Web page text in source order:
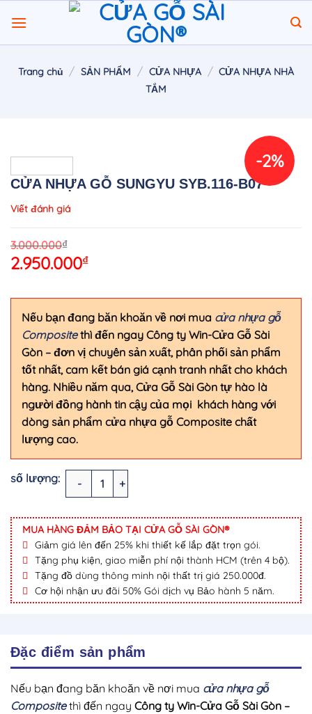
đến
nội
Trang chủ / SẢN PHẨM / CỬA NHỰA / CỬA NHỰA NHÀ
TẮM
-2%
CỬA NHỰA GỖ SUNGYU SYB.116-B07
Viết đánh giá
3.000.000₫
2.950.000₫
Nếu bạn đang băn khoăn về nơi mua cửa nhựa gỗ
Compositethì đến ngay Công ty Win-Cửa Gỗ Sài
Gòn – đơn vị chuyên sản xuất, phân phối sản phẩm
tốt nhất, cam kết bán giá cạnh tranh nhất cho khách
hàng. Nhiều năm qua, Cửa Gỗ Sài Gòn tự hào là
người đồng hành tin cậy của mọi khách hàng với
dòng sản phẩm cửa nhựa gỗ Composite chất
lượng cao.
CỬA NHỰA GỖ SUNGYU SYB.116-B07 số lượng
MUA HÀNG ĐẢM BẢO TẠI CỬA GỖ SÀI GÒN®
Giảm giá lên đến 25% khi thiết kế lắp đặt trọn gói.
Tặng phụ kiện, giao miễn phí nội thành HCM (trên 4 bộ).
Tặng đồ dùng thông minh nội thất trị giá 250.000đ.
Cơ hội nhận ưu đãi 50% Gói dịch vụ Bảo hành 5 năm.
Đặc điểm sản phẩm
Nếu bạn đang băn khoăn về nơi mua cửa nhựa gỗ
Compositethì đến ngay Công ty Win-Cửa Gỗ Sài Gòn –